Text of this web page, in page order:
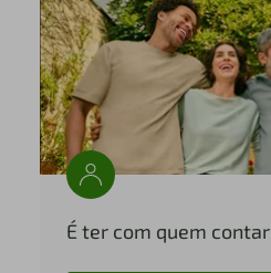
É ter com quem contar